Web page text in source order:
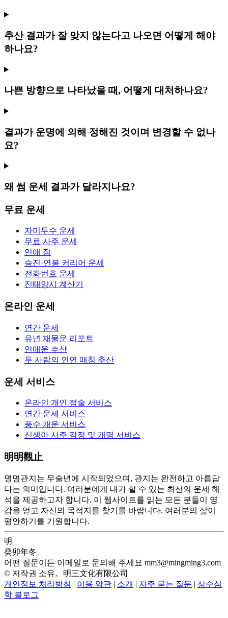
추산 결과가 잘 맞지 않는다고 나오면 어떻게 해야
하나요?
나쁜 방향으로 나타났을 때, 어떻게 대처하나요?
결과가 운명에 의해 정해진 것이며 변경할 수 없나
요?
왜 썸 운세 결과가 달라지나요?
무료 운세
자미두수 운세
무료 사주 운세
연애 점
승진·연봉 커리어 운세
전화번호 운세
진태양시 계산기
온라인 운세
연간 운세
유년 재물운 리포트
연애운 추산
두 사람의 인연 매칭 추산
운세 서비스
온라인 개인 점술 서비스
연간 운세 서비스
풍수 개운 서비스
신생아 사주 감정 및 개명 서비스
明明觀止
명명관지는 무술년에 시작되었으며, 관지는 완전하고 아름답
다는 의미입니다. 여러분에게 내가 할 수 있는 최선의 운세 해
석을 제공하고자 합니다. 이 웹사이트를 읽는 모든 분들이 영
감을 얻고 자신의 목적지를 찾기를 바랍니다. 여러분의 삶이
평안하기를 기원합니다.
明
癸卯年冬
어떤 질문이든 이메일로 문의해 주세요 mm3@mingming3.com
© 저작권 소유。明三文化有限公司
개인정보 처리방침 | 이용 약관 | 소개 | 자주 묻는 질문 | 상수심
학 블로그